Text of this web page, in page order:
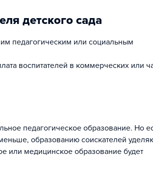
детского сада
педагогическим или социальным
воспитателей в коммерческих или
педагогическое образование. Но
образованию соискателей
или медицинское образование будет